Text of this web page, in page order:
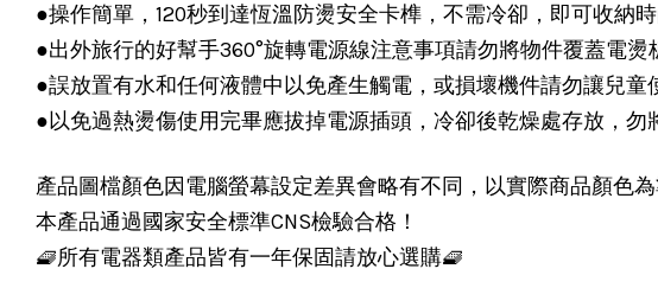
●操作簡單，120秒到達恆溫防燙安全卡榫，不需冷卻，即可收納
●出外旅行的好幫手360°旋轉電源線注意事項請勿將物件覆蓋電
●誤放置有水和任何液體中以免產生觸電，或損壞機件請勿讓兒
●以免過熱燙傷使用完畢應拔掉電源插頭，冷卻後乾燥處存放，勿
產品圖檔顏色因電腦螢幕設定差異會略有不同，以實際商品顏色
本產品通過國家安全標準CNS檢驗合格！
🧇所有電器類產品皆有一年保固請放心選購🧇